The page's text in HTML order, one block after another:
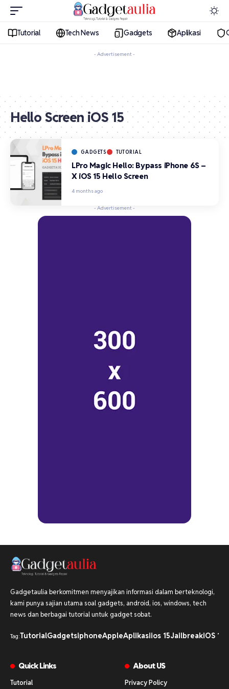
Tutorial Tech News Gadgets Aplikasi
- Advertisement -
Hello Screen iOS 15
GADGETS TUTORIAL
LPro Magic Hello: Bypass iPhone 6S –
X iOS 15 Hello Screen
4 months ago
- Advertisement -
Gadgetaulia berkomitmen menyajikan informasi dalam berteknologi,
kami punya sajian utama soal gadgets, android, ios, windows, tech
news dan berbagai tutorial untuk gadget sobat.
Tag:TutorialGadgetsiphoneAppleAplikasiios 15JailbreakiOS 16
Quick Links
Tutorial
About US
Privacy Policy